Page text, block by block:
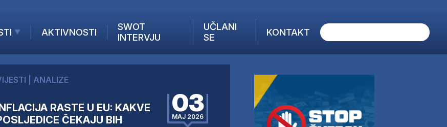
MEDIJA
AKTIVNOSTI
SWOT
INTERVJU
UČLANI
SE
KONTAKT
ANALIZE
RASTE U EU: KAKVE
ČEKAJU BIH
03
MAJ 2026